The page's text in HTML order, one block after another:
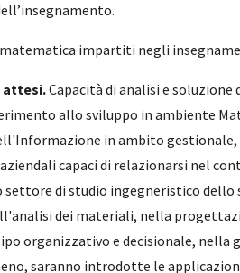
.
impartiti negli
attesi.Capacità di analisi e
allo sviluppo in ambiente
in ambito
capaci di relazionarsi nel
di studio ingegneristico dello
dei materiali, nella
organizzativo e decisionale,
saranno introdotte le